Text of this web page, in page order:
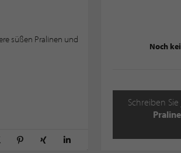
süßen Pralinen und
Noch
Schreiben